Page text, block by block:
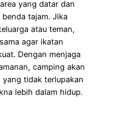
yang datar dan
tajam. Jika
atau teman,
agar ikatan
Dengan menjaga
camping akan
yang tidak terlupakan
lebih dalam hidup.